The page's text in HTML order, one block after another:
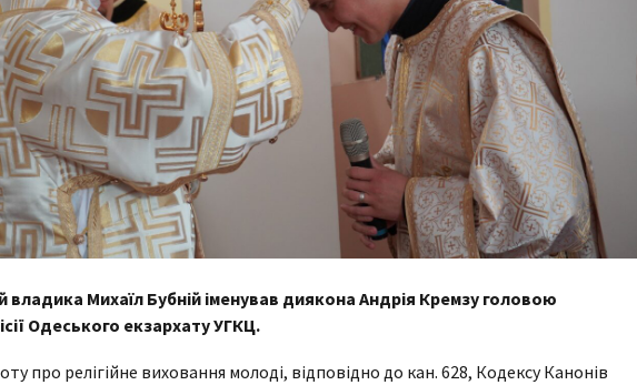
владика Михаїл Бубній іменував диякона Андрія Кремзу головою
Одеського екзархату УГКЦ.
про релігійне виховання молоді, відповідно до кан. 628, Кодексу Канонів